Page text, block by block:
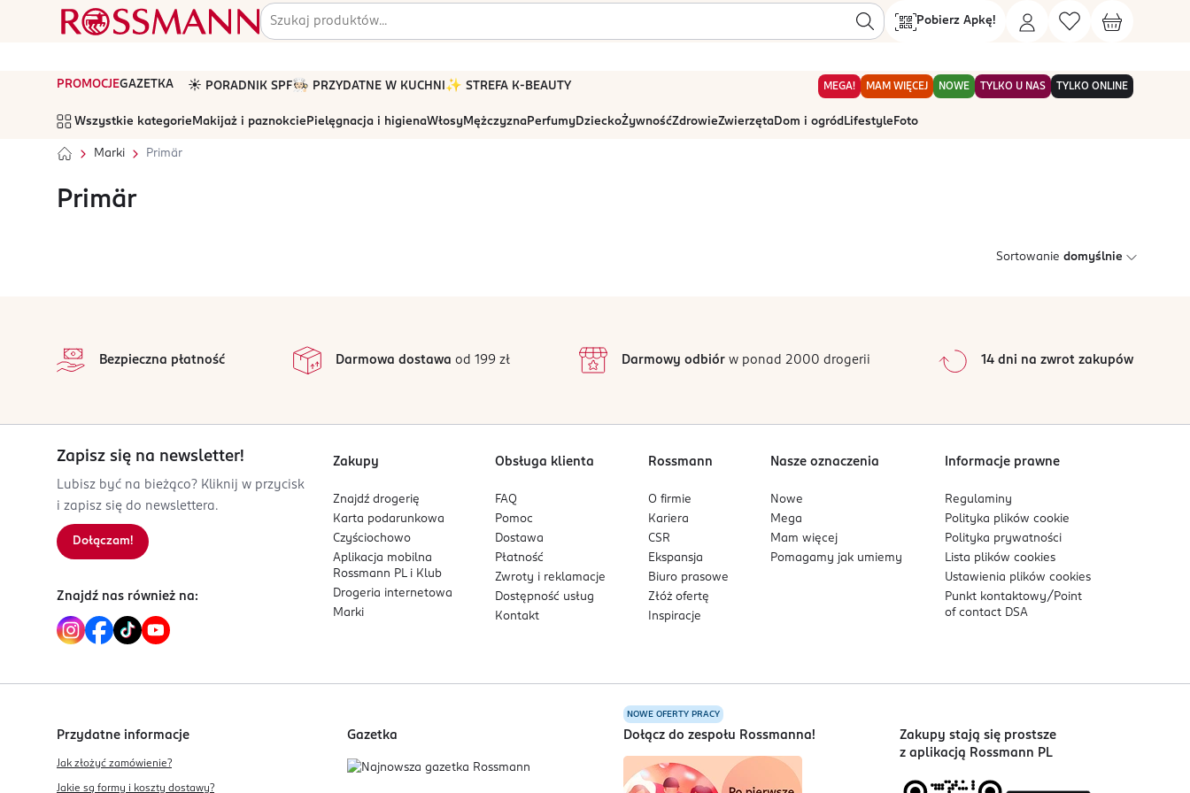
Pobierz Apkę!
PROMOCJEGAZETKA ☀️ PORADNIK SPF🧑🏻‍🍳 PRZYDATNE W KUCHNI ✨ STREFA K-BEAUTY MEGA! MAM WIĘCEJ NOWE TYLKO U NAS TYLKO ONLINE
Wszystkie kategorie Makijaż i paznokcie Pielęgnacja i higienaWłosyMężczyznaPerfumyDzieckoŻywnośćZdrowieZwierzętaDom i ogród Lifestyle Foto
Marki Primär
Primär
Sortowanie domyślnie
Bezpieczna płatność Darmowa dostawa od 199 zł Darmowy odbiórw ponad 2000 drogerii 14 dni na zwrot zakupów
Zapisz się na newsletter!
Lubisz być na bieżąco? Kliknij w przycisk
i zapisz się do newslettera.
Dołączam!
Znajdź nas również na:
Zakupy
Znajdź drogerię
Karta podarunkowa
Czyściochowo
Aplikacja mobilna
Rossmann PL i Klub
Drogeria internetowa
Marki
Obsługa klienta
FAQ
Pomoc
Dostawa
Płatność
Zwroty i reklamacje
Dostępność usług
Kontakt
Rossmann
O firmie
Kariera
CSR
Ekspansja
Biuro prasowe
Złóż ofertę
Inspiracje
Nasze oznaczenia
Nowe
Mega
Mam więcej
Pomagamy jak umiemy
Informacje prawne
Regulaminy
Polityka plikówcookie
Polityka prywatności
Lista plikówcookies
Ustawienia plikówcookies
Punkt kontaktowy/ Point
of contact DSA
Przydatne informacje
Jak złożyć zamówienie?
Jakie są formy i koszty dostawy?
Gazetka
NOWE OFERTY PRACY
Dołącz do zespołu Rossmanna!
Zakupy stają się prostsze
z aplikacją Rossmann PL